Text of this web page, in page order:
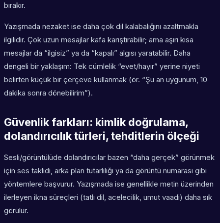
bırakır.
Yazışmada nezaket ise daha çok dil kalabalığını azaltmakla
ilgilidir. Çok uzun mesajlar kafa karıştırabilir; ama aşırı kısa
mesajlar da “ilgisiz” ya da “kapalı” algısı yaratabilir. Daha
dengeli bir yaklaşım: Tek cümlelik “evet/hayır” yerine niyeti
belirten küçük bir çerçeve kullanmak (ör. “Şu an uygunum, 10
dakika sonra dönebilirim”).
Güvenlik farkları: kimlik doğrulama,
dolandırıcılık türleri, tehditlerin ölçeği
Sesli/görüntülüde dolandırıcılar bazen “daha gerçek” görünmek
için ses taklidi, arka plan tutarlılığı ya da görüntü numarası gibi
yöntemlere başvurur. Yazışmada ise genellikle metin üzerinden
ilerleyen ikna süreçleri (tatlı dil, acelecilik, umut vaadi) daha sık
görülür.